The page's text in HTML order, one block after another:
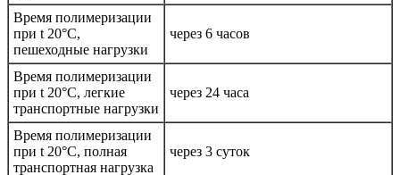
Время полимеризации
при t 20°C,
пешеходные нагрузки
через 6 часов
Время полимеризации
при t 20°C, легкие
транспортные нагрузки
через 24 часа
Время полимеризации
при t 20°C, полная
транспортная нагрузка
через 3 суток